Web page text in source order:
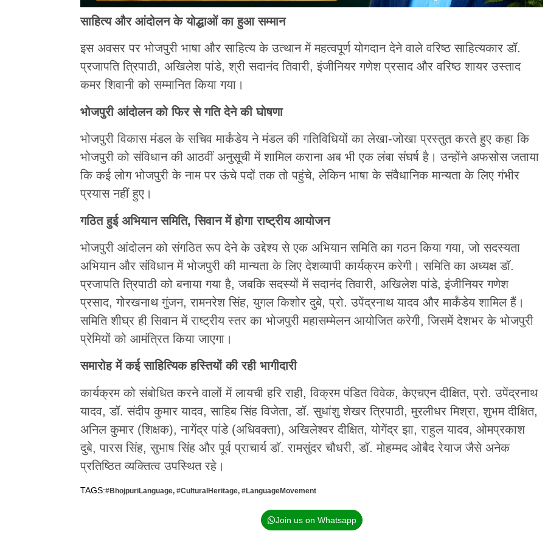
साहित्य और आंदोलन के योद्धाओं का हुआ सम्मान
इस अवसर पर भोजपुरी भाषा और साहित्य के उत्थान में महत्वपूर्ण योगदान देने वाले वरिष्ठ साहित्यकार डॉ.
प्रजापति त्रिपाठी, अखिलेश पांडे, श्री सदानंद तिवारी, इंजीनियर गणेश प्रसाद और वरिष्ठ शायर उस्ताद
कमर शिवानी को सम्मानित किया गया।
भोजपुरी आंदोलन को फिर से गति देने की घोषणा
भोजपुरी विकास मंडल के सचिव मार्कंडेय ने मंडल की गतिविधियों का लेखा-जोखा प्रस्तुत करते हुए कहा कि
भोजपुरी को संविधान की आठवीं अनुसूची में शामिल कराना अब भी एक लंबा संघर्ष है। उन्होंने अफसोस जताया
कि कई लोग भोजपुरी के नाम पर ऊंचे पदों तक तो पहुंचे, लेकिन भाषा के संवैधानिक मान्यता के लिए गंभीर
प्रयास नहीं हुए।
गठित हुई अभियान समिति, सिवान में होगा राष्ट्रीय आयोजन
भोजपुरी आंदोलन को संगठित रूप देने के उद्देश्य से एक अभियान समिति का गठन किया गया, जो सदस्यता
अभियान और संविधान में भोजपुरी की मान्यता के लिए देशव्यापी कार्यक्रम करेगी। समिति का अध्यक्ष डॉ.
प्रजापति त्रिपाठी को बनाया गया है, जबकि सदस्यों में सदानंद तिवारी, अखिलेश पांडे, इंजीनियर गणेश
प्रसाद, गोरखनाथ गुंजन, रामनरेश सिंह, युगल किशोर दुबे, प्रो. उपेंद्रनाथ यादव और मार्कंडेय शामिल हैं।
समिति शीघ्र ही सिवान में राष्ट्रीय स्तर का भोजपुरी महासम्मेलन आयोजित करेगी, जिसमें देशभर के भोजपुरी
प्रेमियों को आमंत्रित किया जाएगा।
समारोह में कई साहित्यिक हस्तियों की रही भागीदारी
कार्यक्रम को संबोधित करने वालों में लायची हरि राही, विक्रम पंडित विवेक, केएचएन दीक्षित, प्रो. उपेंद्रनाथ
यादव, डॉ. संदीप कुमार यादव, साहिब सिंह विजेता, डॉ. सुधांशु शेखर त्रिपाठी, मुरलीधर मिश्रा, शुभम दीक्षित,
अनिल कुमार (शिक्षक), नागेंद्र पांडे (अधिवक्ता), अखिलेश्वर दीक्षित, योगेंद्र झा, राहुल यादव, ओमप्रकाश
दुबे, पारस सिंह, सुभाष सिंह और पूर्व प्राचार्य डॉ. रामसुंदर चौधरी, डॉ. मोहम्मद ओबैद रेयाज जैसे अनेक
प्रतिष्ठित व्यक्तित्व उपस्थित रहे।
TAGS:#BhojpuriLanguage, #CulturalHeritage, #LanguageMovement
Join us on Whatsapp